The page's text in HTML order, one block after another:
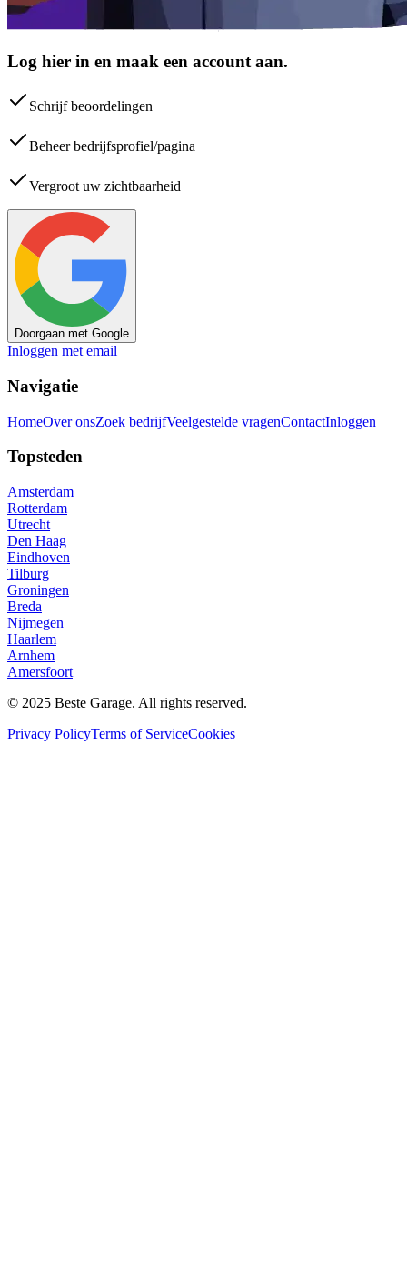
Log hier in en maak een account aan.
Schrijf beoordelingen
Beheer bedrijfsprofiel/pagina
Vergroot uw zichtbaarheid
Doorgaan met Google
Inloggen met email
Navigatie
HomeOver onsZoek bedrijfVeelgestelde vragenContactInloggen
Topsteden
Amsterdam
Rotterdam
Utrecht
Den Haag
Eindhoven
Tilburg
Groningen
Breda
Nijmegen
Haarlem
Arnhem
Amersfoort
© 2025 Beste Garage. All rights reserved.
Privacy PolicyTerms of ServiceCookies